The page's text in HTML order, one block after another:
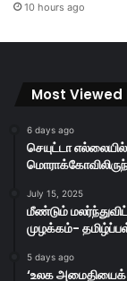
10 hours ago
Most Viewed
6 days ago
செயுட்டா
July 15, 2025
மீண்டும்
முழக்கம்-
5 days ago
‘உலக அமைதியைக்